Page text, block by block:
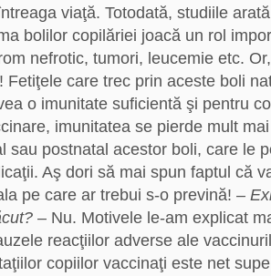
viaţă. Totodată, studiile
bolilor copilăriei joacă un rol
nefrotic, tumori, leucemie etc.
Fetiţele care trec prin aceste boli
o imunitate suficientă şi pentru
imunitatea se pierde mult
sau postnatal acestor boli, care le
Aş dori să mai spun faptul că
pe care ar trebui s-o prevină! –
– Nu. Motivele le-am explicat
reacţiilor adverse ale
copiilor vaccinaţi este net